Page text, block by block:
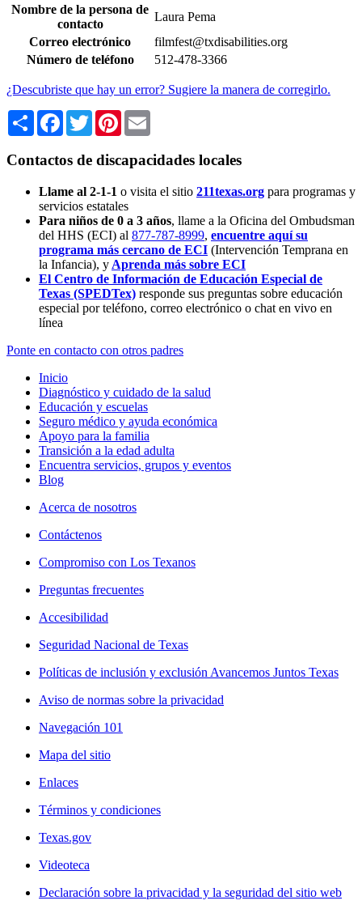
Nombre de la persona de
contacto
Laura Pema
Correo electrónico
filmfest@txdisabilities.org
Número de teléfono
512-478-3366
¿Descubriste que hay un error? Sugiere la manera de corregirlo.
Share Facebook
TwitterPinterest
Contactos de discapacidades locales
Llame al 2-1-1 o visita el sitio 211texas.org para programas y
servicios estatales
Para niños de 0 a 3 años, llame a la Oficina del Ombudsman
del HHS (ECI) al 877-787-8999, encuentre aquí su
programa más cercano de ECI (Intervención Temprana en
la Infancia), y Aprenda más sobre ECI
El Centro de Información de Educación Especial de
Texas (SPEDTex) responde sus preguntas sobre educación
especial por teléfono, correo electrónico o chat en vivo en
línea
Ponte en contacto con otros padres
Inicio
Diagnóstico y cuidado de la salud
Educación y escuelas
Seguro médico y ayuda económica
Apoyo para la familia
Transición a la edad adulta
Encuentra servicios, grupos y eventos
Blog
Acerca de nosotros
Contáctenos
Compromiso con Los Texanos
Preguntas frecuentes
Accesibilidad
Seguridad Nacional de Texas
Políticas de inclusión y exclusión Avancemos Juntos Texas
Aviso de normas sobre la privacidad
Navegación 101
Mapa del sitio
Enlaces
Términos y condiciones
Texas.gov
Videoteca
Declaración sobre la privacidad y la seguridad del sitio web